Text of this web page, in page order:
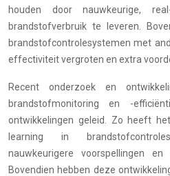
houden door nauwkeurige,
brandstofverbruik te leveren.
brandstofcontrolesystemen met
effectiviteit vergroten en extra
Recent onderzoek en
brandstofmonitoring en -
ontwikkelingen geleid. Zo heeft
learning in
nauwkeurigere voorspellingen en
Bovendien hebben deze